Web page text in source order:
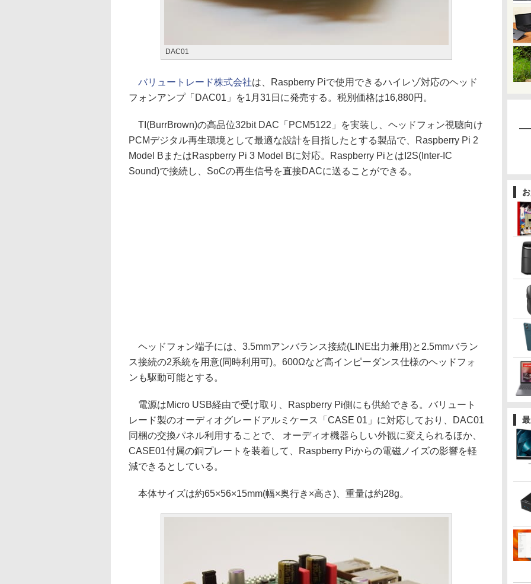
DAC01
バリュートレード株式会社は、Raspberry Piで使用できるハイレゾ対応のヘッド
フォンアンプ「DAC01」を1月31日に発売する。税別価格は16,880円。
TI(BurrBrown)の高品位32bit DAC「PCM5122」を実装し、ヘッドフォン視聴向け
PCMデジタル再生環境として最適な設計を目指したとする製品で、Raspberry Pi 2
Model BまたはRaspberry Pi 3 Model Bに対応。Raspberry PiとはI2S(Inter-IC
Sound)で接続し、SoCの再生信号を直接DACに送ることができる。
ヘッドフォン端子には、3.5mmアンバランス接続(LINE出力兼用)と2.5mmバラン
ス接続の2系統を用意(同時利用可)。600Ωなど高インピーダンス仕様のヘッドフォ
ンも駆動可能とする。
電源はMicro USB経由で受け取り、Raspberry Pi側にも供給できる。バリュート
レード製のオーディオグレードアルミケース「CASE 01」に対応しており、DAC01
同梱の交換パネル利用することで、 オーディオ機器らしい外観に変えられるほか、
CASE01付属の銅プレートを装着して、Raspberry Piからの電磁ノイズの影響を軽
減できるとしている。
本体サイズは約65×56×15mm(幅×奥行き×高さ)、重量は約28g。